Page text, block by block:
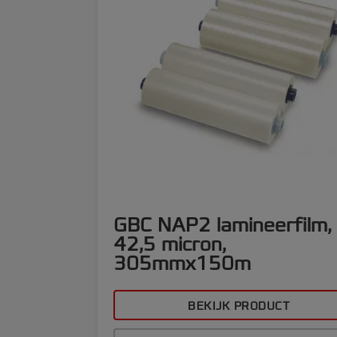
GBC NAP2 lamineerfilm,
42,5 micron,
305mmx150m
BEKIJK PRODUCT